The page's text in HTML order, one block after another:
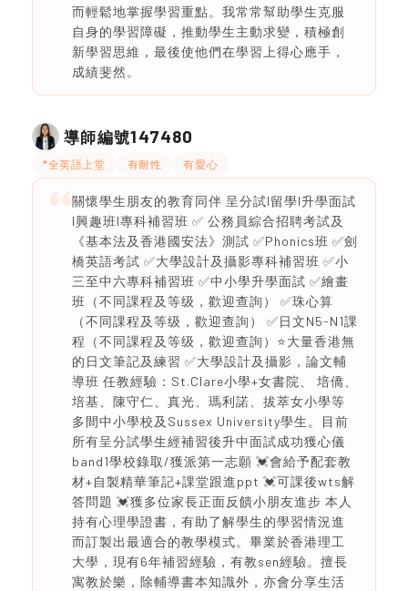
而輕鬆地掌握學習重點。我常常幫助學生克服
自身的學習障礙，推動學生主動求變，積極創
新學習思維，最後使他們在學習上得心應手，
成績斐然。
導師編號147480
*全英語上堂 有耐性 有愛心
關懷學生朋友的教育同伴 ️呈分試l留學l升學面試
l興趣班l專科補習班 ✅ 公務員綜合招聘考試及
《基本法及香港國安法》測試 ✅Phonics班 ✅劍
橋英語考試 ✅大學設計及攝影專科補習班 ✅小
三至中六專科補習班 ✅中小學升學面試 ✅繪畫
班（不同課程及等级，歡迎查詢） ✅珠心算
（不同課程及等级，歡迎查詢） ✅日文N5-N1課
程（不同課程及等级，歡迎查詢）⭐️大量香港無
的日文筆記及練習 ✅大學設計及攝影，論文輔
導班 任教經驗：St.Clare小學+女書院、 培僑、
培基、陳守仁、真光、瑪利諾、拔萃女小學等
多間中小學校及Sussex University學生。目前
所有呈分試學生經補習後升中面試成功獲心儀
band1學校錄取/獲派第一志願 💓會給予配套教
材+自製精華筆記+課堂跟進ppt 💓可課後wts解
答問題 💓獲多位家長正面反饋小朋友進步 本人
持有心理學證書，有助了解學生的學習情況進
而訂製出最適合的教學模式。畢業於香港理工
大學，現有6年補習經驗，有教sen經驗。擅長
寓教於樂，除輔導書本知識外，亦會分享生活